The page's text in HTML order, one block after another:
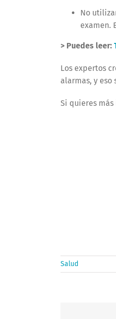
No
examen.
> Puedes leer:
Los expertos
alarmas, y eso
Si quieres
Salud